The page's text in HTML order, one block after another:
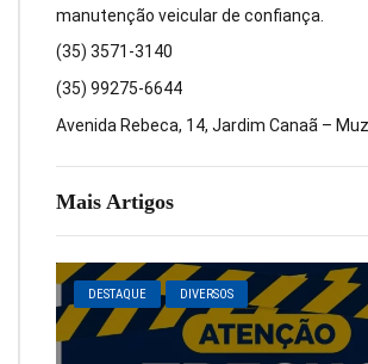
Mais Artigos
DESTAQUE DIVERSOS
manutenção veicular de confiança.
(35) 3571-3140
(35) 99275-6644
Avenida Rebeca, 14, Jardim Canaã –